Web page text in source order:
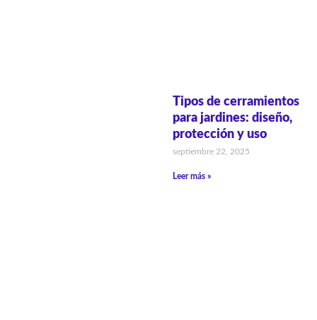
Tipos de cerramientos
para jardines: diseño,
protección y uso
septiembre 22, 2025
Leer más »